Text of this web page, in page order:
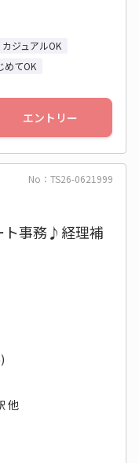
カジュアルOK
めてOK
エントリー
No：TS26-0621999
ト事務♪経理補
他